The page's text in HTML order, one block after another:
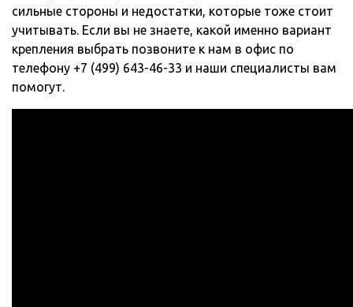
сильные стороны и недостатки, которые тоже стоит
учитывать. Если вы не знаете, какой именно вариант
крепления выбрать позвоните к нам в офис по
телефону +7 (499) 643-46-33 и наши специалисты вам
помогут.